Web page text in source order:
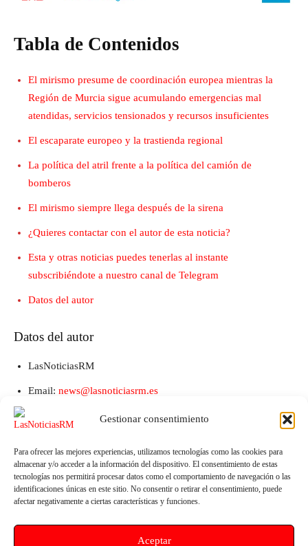
Gestionar consentimiento
Para ofrecer las mejores experiencias, utilizamos tecnologías como las cookies para
almacenar y/o acceder a la información del dispositivo. El consentimiento de estas
tecnologías nos permitirá procesar datos como el comportamiento de navegación o las
identificaciones únicas en este sitio. No consentir o retirar el consentimiento, puede
afectar negativamente a ciertas características y funciones.
Aceptar
Tabla de Contenidos
El mirismo presume de coordinación europea mientras la
Región de Murcia sigue acumulando emergencias mal
atendidas, servicios tensionados y recursos insuficientes
El escaparate europeo y la trastienda regional
La política del atril frente a la política del camión de
bomberos
El mirismo siempre llega después de la sirena
¿Quieres contactar con el autor de esta noticia?
Esta y otras noticias puedes tenerlas al instante
subscribiéndote a nuestro canal de Telegram
Datos del autor
Datos del autor
LasNoticiasRM
Email: news@lasnoticiasrm.es
Teléfono y Whatsapp: 641387053